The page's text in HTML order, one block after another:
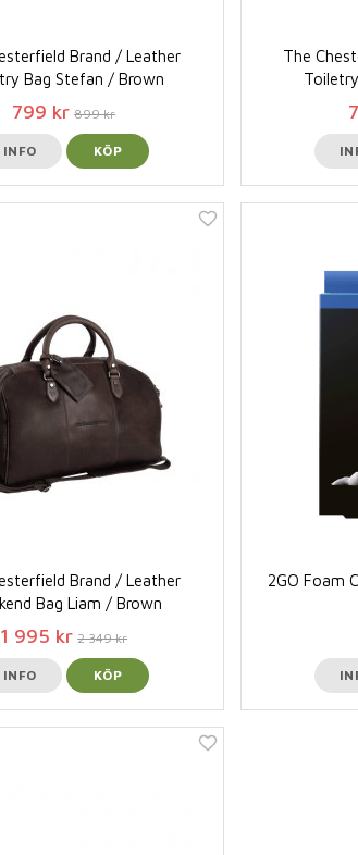
Brand / Leather
Bag Stefan / Brown
799 kr 899 kr
INFO KÖP
The
Brand / Leather
Bag Liam / Brown
1 995 kr 2 349 kr
INFO KÖP
2GO Foam